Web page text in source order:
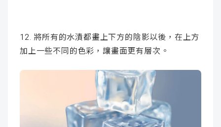
12. 將所有的水漬都畫上下方的陰影以後，在上方
加上一些不同的色彩，讓畫面更有層次。